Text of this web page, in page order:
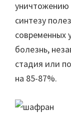
уничтожению
синтезу
современных
болезнь,
стадия или
на 85-87%.